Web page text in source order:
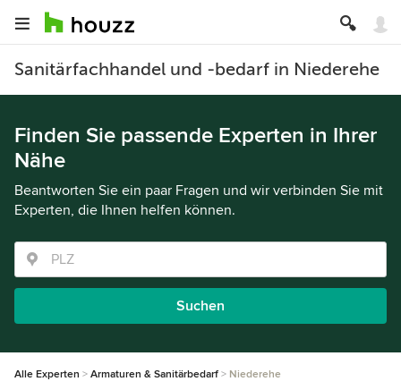
Sanitärfachhandel und -bedarf in Niederehe
Finden Sie passende Experten in Ihrer
Nähe
Beantworten Sie ein paar Fragen und wir verbinden Sie mit
Experten, die Ihnen helfen können.
Suchen
Alle Experten Armaturen & Sanitärbedarf Niederehe